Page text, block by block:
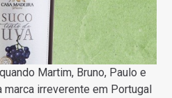
Martim, Bruno, Paulo e
marca irreverente em Portugal